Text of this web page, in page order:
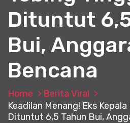
Dituntut
Bui,
Bencana
Home
Berita Viral
Keadilan Menang! Eks
Dituntut 6,5 Tahun Bui,